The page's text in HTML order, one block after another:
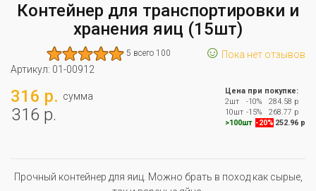
Контейнер для транспортировки и
хранения яиц (15шт)
5 всего 100 ☺ Пока нет отзывов
Артикул: 01-00912
316 р. сумма
316 р.
Цена при покупке:
2шт
-10%
284.58 р
10шт -15%
268.77 р
>100шт -20% 252.96 р
Прочный контейнер для яиц. Можно брать в поход как сырые,